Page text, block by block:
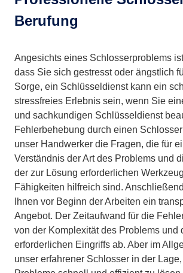
Berufung
Angesichts eines Schlosserproblems
dass Sie sich gestresst oder ängstlich
Sorge, ein Schlüsseldienst kann ein
stressfreies Erlebnis sein, wenn Sie
und sachkundigen Schlüsseldienst
Fehlerbehebung durch einen
unser Handwerker die Fragen, die für
Verständnis der Art des Problems und
der zur Lösung erforderlichen
Fähigkeiten hilfreich sind.
Ihnen vor Beginn der Arbeiten ein
Angebot. Der Zeitaufwand für die
von der Komplexität des Problems und
erforderlichen Eingriffs ab. Aber im
unser erfahrener Schlosser in der